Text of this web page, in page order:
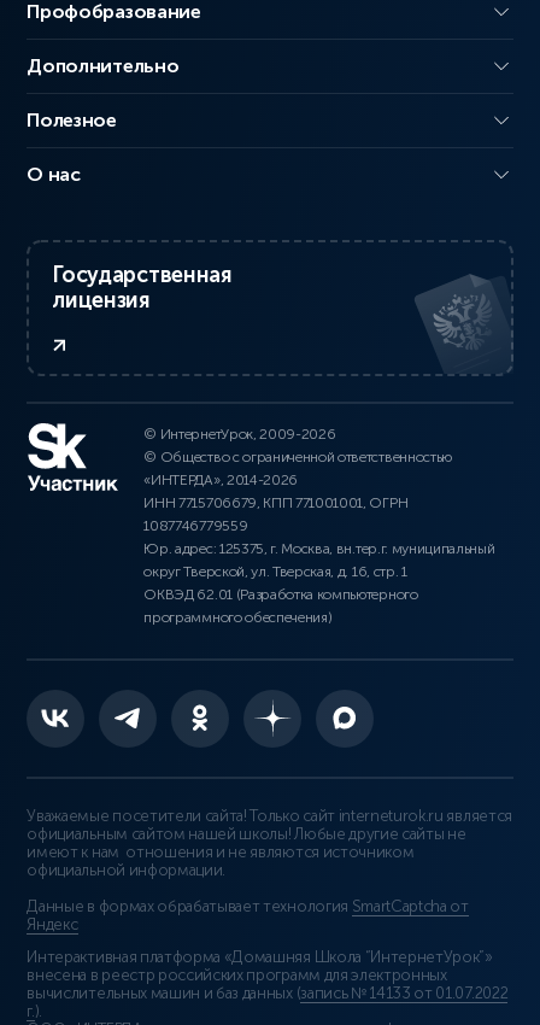
Профобразование
Дополнительно
Полезное
О нас
Государственная
лицензия
© ИнтернетУрок, 2009-2026
© Общество с ограниченной ответственностью
«ИНТЕРДА», 2014-2026
ИНН 7715706679, КПП 771001001, ОГРН
1087746779559
Юр. адрес: 125375, г. Москва, вн.тер.г. муниципальный
округ Тверской, ул. Тверская, д. 16, стр. 1
ОКВЭД 62.01 (Разработка компьютерного
программного обеспечения)
Уважаемые посетители сайта! Только сайт interneturok.ru является
официальным сайтом нашей школы! Любые другие сайты не
имеют к нам отношения и не являются источником
официальной информации.
Данные в формах обрабатывает технология SmartCaptcha от
Яндекс
Интерактивная платформа «Домашняя Школа “ИнтернетУрок”»
внесена в реестр российских программ для электронных
вычислительных машин и баз данных (запись № 14133 от 01.07.2022
г.).